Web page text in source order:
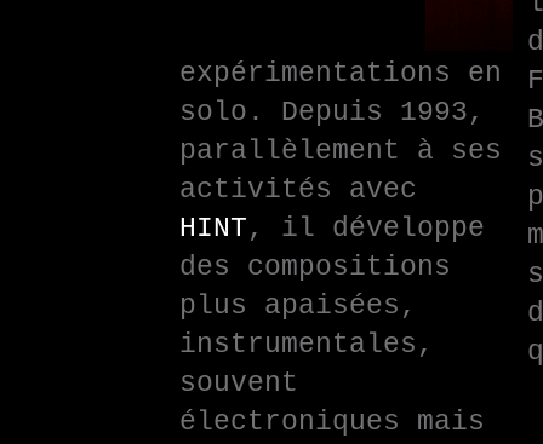
expérimentations en
solo. Depuis 1993,
parallèlement à ses
activités avec
HINT, il développe
des compositions
plus apaisées,
instrumentales,
souvent
électroniques mais